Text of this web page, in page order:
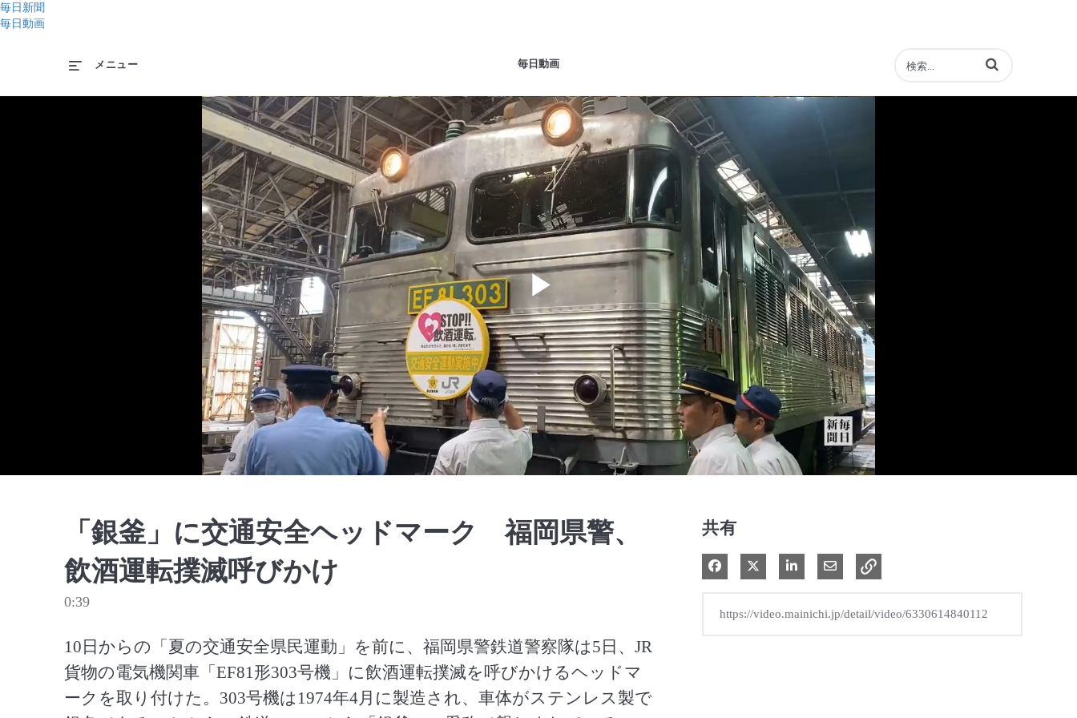
毎日新聞
毎日動画
毎日動画
メニュー 動画の検索語句を入力
Play
Video
「銀釜」に交通安全ヘッドマーク 福岡県警、
飲酒運転撲滅呼びかけ
0:39
10日からの「夏の交通安全県民運動」を前に、福岡県警鉄道警察隊は5日、JR
貨物の電気機関車「EF81形303号機」に飲酒運転撲滅を呼びかけるヘッドマ
ークを取り付けた。303号機は1974年4月に製造され、車体がステンレス製で
共有
Facebook で共有
Xで共有する
LinkedIn で共有電子メールで共有